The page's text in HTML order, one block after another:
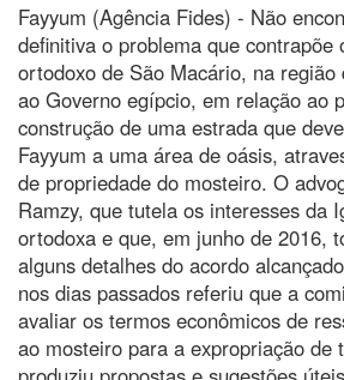
Fayyum (Agência Fides) - Não
definitiva o problema que contrapõe
ortodoxo de São Macário, na região
ao Governo egípcio, em relação ao
construção de uma estrada que
Fayyum a uma área de oásis,
de propriedade do mosteiro. O
Ramzy, que tutela os interesses da
ortodoxa e que, em junho de 2016,
alguns detalhes do acordo
nos dias passados referiu que a
avaliar os termos econômicos de
ao mosteiro para a expropriação de